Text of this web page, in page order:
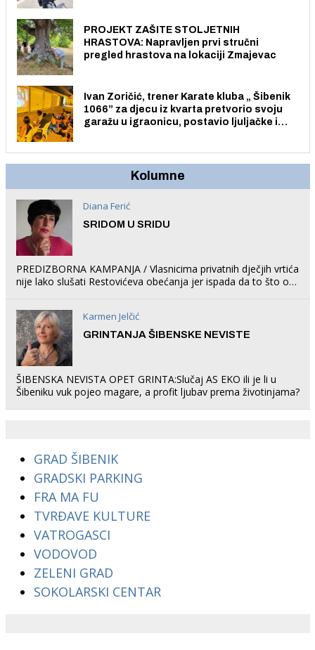
PROJEKT ZAŠITE STOLJETNIH
HRASTOVA: Napravljen prvi stručni
pregled hrastova na lokaciji Zmajevac
Ivan Zoričić, trener Karate kluba „ Šibenik
1066” za djecu iz kvarta pretvorio svoju
garažu u igraonicu, postavio ljuljačke i
Kolumne
Diana Ferić
SRIDOM U SRIDU
PREDIZBORNA KAMPANJA / Vlasnicima privatnih dječjih vrtića
nije lako slušati Restovićeva obećanja jer ispada da to što oni
Karmen Jelčić
GRINTANJA ŠIBENSKE NEVISTE
ŠIBENSKA NEVISTA OPET GRINTA:Slučaj AS EKO ili je li u
Šibeniku vuk pojeo magare, a profit ljubav prema životinjama?
GRAD ŠIBENIK
GRADSKI PARKING
FRA MA FU
TVRĐAVE KULTURE
VATROGASCI
VODOVOD
ZELENI GRAD
SOKOLARSKI CENTAR